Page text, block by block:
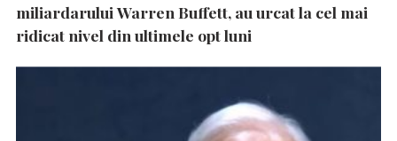
miliardarului Warren Buffett, au urcat la cel mai
ridicat nivel din ultimele opt luni